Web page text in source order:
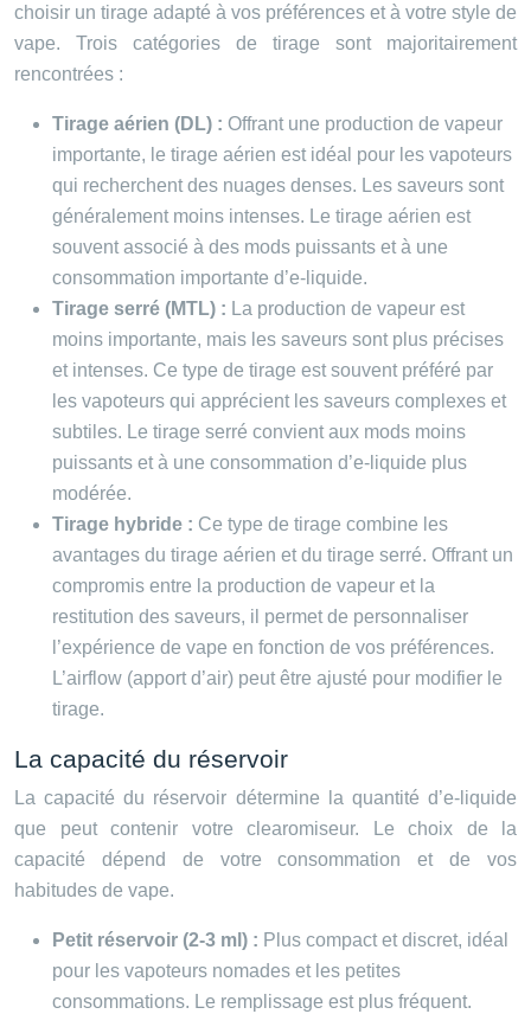
choisir un tirage adapté à vos préférences et à votre style de
vape. Trois catégories de tirage sont majoritairement
rencontrées :
Tirage aérien (DL) : Offrant une production de vapeur
importante, le tirage aérien est idéal pour les vapoteurs
qui recherchent des nuages denses. Les saveurs sont
généralement moins intenses. Le tirage aérien est
souvent associé à des mods puissants et à une
consommation importante d’e-liquide.
Tirage serré (MTL) : La production de vapeur est
moins importante, mais les saveurs sont plus précises
et intenses. Ce type de tirage est souvent préféré par
les vapoteurs qui apprécient les saveurs complexes et
subtiles. Le tirage serré convient aux mods moins
puissants et à une consommation d’e-liquide plus
modérée.
Tirage hybride : Ce type de tirage combine les
avantages du tirage aérien et du tirage serré. Offrant un
compromis entre la production de vapeur et la
restitution des saveurs, il permet de personnaliser
l’expérience de vape en fonction de vos préférences.
L’airflow (apport d’air) peut être ajusté pour modifier le
tirage.
La capacité du réservoir
La capacité du réservoir détermine la quantité d’e-liquide
que peut contenir votre clearomiseur. Le choix de la
capacité dépend de votre consommation et de vos
habitudes de vape.
Petit réservoir (2-3 ml) : Plus compact et discret, idéal
pour les vapoteurs nomades et les petites
consommations. Le remplissage est plus fréquent.